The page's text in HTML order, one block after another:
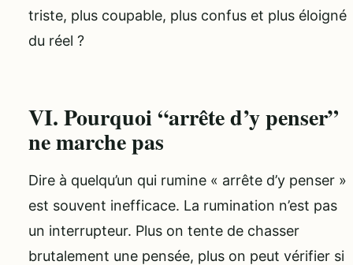
triste, plus coupable, plus confus et plus éloigné
du réel ?
VI. Pourquoi “arrête d’y penser”
ne marche pas
Dire à quelqu’un qui rumine « arrête d’y penser »
est souvent inefficace. La rumination n’est pas
un interrupteur. Plus on tente de chasser
brutalement une pensée, plus on peut vérifier si